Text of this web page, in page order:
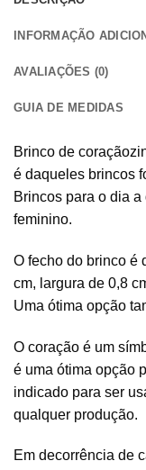
INFORMAÇÃO
AVALIAÇÕES (0)
GUIA DE MEDIDAS
Brinco de
é daqueles brincos
Brincos para o dia
feminino.
O fecho do brinco é
cm, largura de 0,8
Uma ótima opção
O coração é um
é uma ótima opção
indicado para ser
qualquer produção.
Em decorrência de